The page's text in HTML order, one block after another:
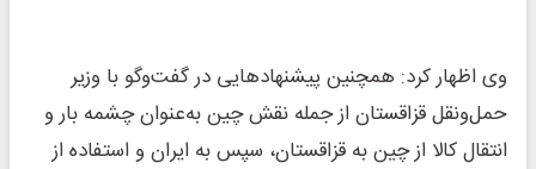
وی اظهار کرد: همچنین پیشنهادهایی در گفت‌وگو با وزیر
حمل‌ونقل قزاقستان از جمله نقش چین به‌عنوان چشمه بار و
انتقال کالا از چین به قزاقستان، سپس به ایران و استفاده از